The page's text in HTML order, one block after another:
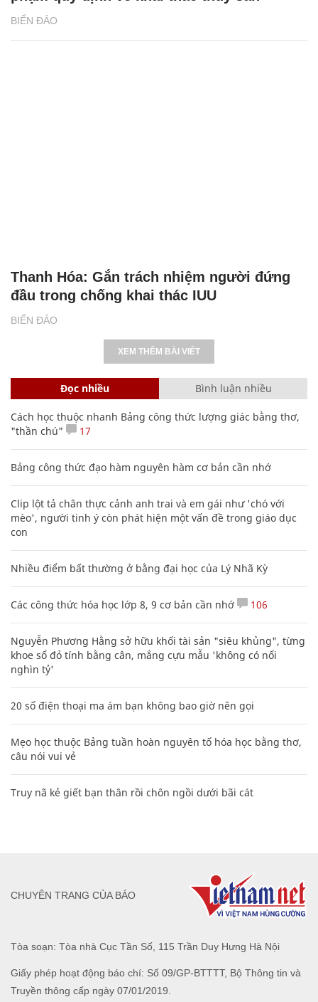
BIỂN ĐẢO
BIỂN ĐẢO
Thanh Hóa: Gắn trách nhiệm người đứng
đầu trong chống khai thác IUU
XEM THÊM BÀI VIẾT
Đọc nhiều Bình luận nhiều
Cách học thuộc nhanh Bảng công thức lượng giác bằng thơ,
"thần chú"
17
Bảng công thức đạo hàm nguyên hàm cơ bản cần nhớ
Clip lột tả chân thực cảnh anh trai và em gái như 'chó với
mèo', người tinh ý còn phát hiện một vấn đề trong giáo dục
con
Nhiều điểm bất thường ở bằng đại học của Lý Nhã Kỳ
Các công thức hóa học lớp 8, 9 cơ bản cần nhớ 106
Nguyễn Phương Hằng sở hữu khối tài sản "siêu khủng", từng
khoe sổ đỏ tính bằng cân, mắng cựu mẫu 'không có nổi
nghìn tỷ'
20 số điện thoại ma ám bạn không bao giờ nên gọi
Mẹo học thuộc Bảng tuần hoàn nguyên tố hóa học bằng thơ,
câu nói vui vẻ
Truy nã kẻ giết bạn thân rồi chôn ngồi dưới bãi cát
Tòa soạn: Tòa nhà Cục Tần Số, 115 Trần Duy Hưng Hà Nội
Giấy phép hoạt động báo chí: Số 09/GP-BTTTT, Bộ Thông tin và
Truyền thông cấp ngày 07/01/2019.
CHUYÊN TRANG CỦA BÁO